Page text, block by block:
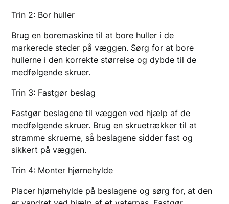
Trin 2: Bor huller
Brug en boremaskine til at bore huller i de
markerede steder på væggen. Sørg for at bore
hullerne i den korrekte størrelse og dybde til de
medfølgende skruer.
Trin 3: Fastgør beslag
Fastgør beslagene til væggen ved hjælp af de
medfølgende skruer. Brug en skruetrækker til at
stramme skruerne, så beslagene sidder fast og
sikkert på væggen.
Trin 4: Monter hjørnehylde
Placer hjørnehylde på beslagene og sørg for, at den